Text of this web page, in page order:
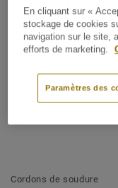
Cordons de soudure
En cliquant sur «
stockage de cookies
navigation sur le site,
efforts de marketing.
Paramètres des